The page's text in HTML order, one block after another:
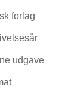
forlag
udgave